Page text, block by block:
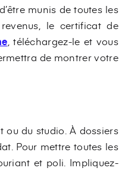
munis de toutes les
le certificat de
, téléchargez-le et vous
de montrer votre
ou du studio. À dossiers
Pour mettre toutes les
et poli. Impliquez-